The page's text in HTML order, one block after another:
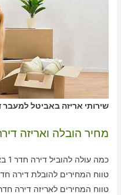
שירותי אריזה באביטל למעבר
מחיר הובלה ואריזה
כמה עולה להוביל דירה חדר 1 באביטל עם חברת הובלה כולל אריזה?
טווח המחירים להובלת דירה חדר 1 באביטל – בין 390-790
טווח המחירים לאריזה דירה חדר 1 באביטל – בין 340-600